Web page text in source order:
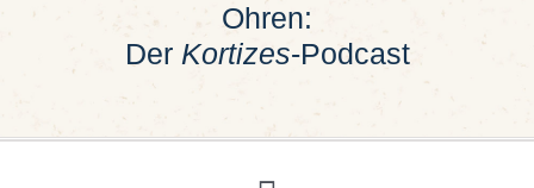
Ohren:
Der Kortizes-Podcast